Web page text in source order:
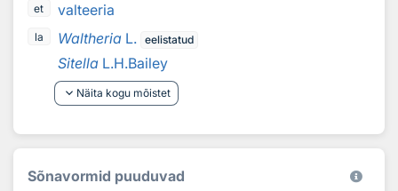
et
valteeria
la Waltheria L. eelistatud
Sitella L.H.Bailey
keyboard_arrow_down Näita kogu mõistet
Sõnavormid puuduvad